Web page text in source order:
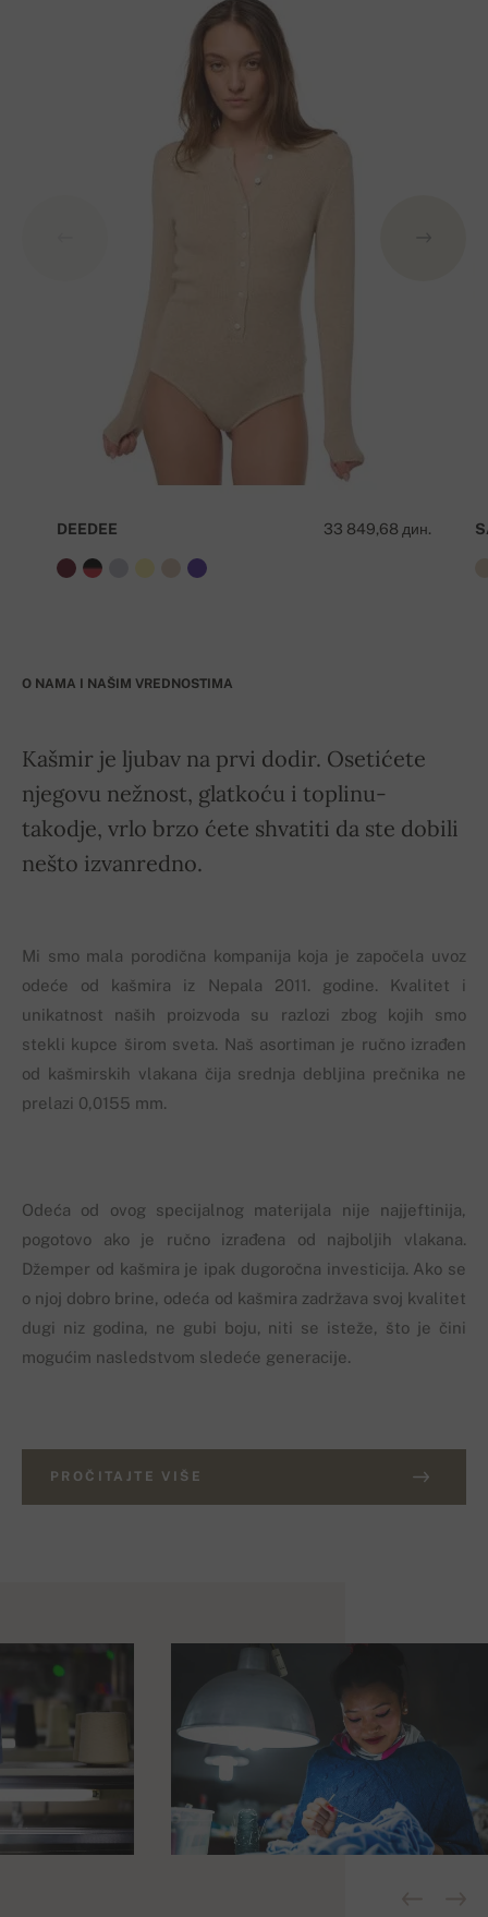
33 849,68 дин.
DEEDEE
O NAMA I NAŠIM VREDNOSTIMA
Kašmir je ljubav na prvi dodir. Osetićete
njegovu nežnost, glatkoću i toplinu-
takodje, vrlo brzo ćete shvatiti da ste dobili
nešto izvanredno.
Mi smo mala porodična kompanija koja je započela uvoz
odeće od kašmira iz Nepala 2011. godine. Kvalitet i
unikatnost naših proizvoda su razlozi zbog kojih smo
stekli kupce širom sveta. Naš asortiman je ručno izrađen
od kašmirskih vlakana čija srednja debljina prečnika ne
prelazi 0,0155 mm.
Odeća od ovog specijalnog materijala nije najjeftinija,
pogotovo ako je ručno izrađena od najboljih vlakana.
Džemper od kašmira je ipak dugoročna investicija. Ako se
o njoj dobro brine, odeća od kašmira zadržava svoj kvalitet
dugi niz godina, ne gubi boju, niti se isteže, što je čini
mogućim nasledstvom sledeće generacije.
PROČITAJTE VIŠE